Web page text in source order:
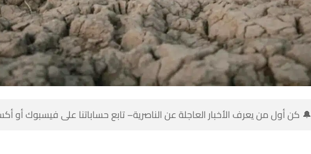
🔔 كن أول من يعرف الأخبار العاجلة عن الناصرية– تابع حساباتنا على فيسبوك أو